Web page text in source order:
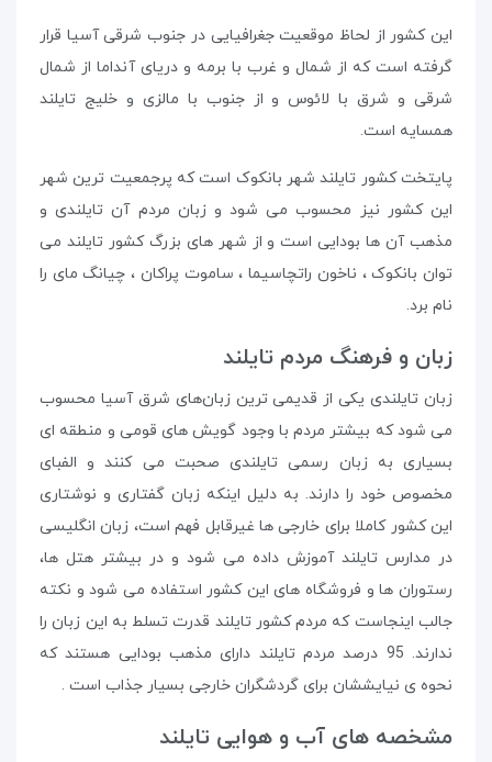
این کشور از لحاظ موقعیت جغرافیایی در جنوب شرقی آسیا قرار
گرفته است که از شمال و غرب با برمه و دریای آنداما از شمال
شرقی و شرق با لائوس و از جنوب با مالزی و خلیج تایلند
همسایه است.
پایتخت کشور تایلند شهر بانکوک است که پرجمعیت ترین شهر
این کشور نیز محسوب می شود و زبان مردم آن تایلندی و
مذهب آن ها بودایی است و از شهر های بزرگ کشور تایلند می
توان بانکوک ، ناخون راتچاسیما ، ساموت پراکان ، چیانگ مای را
نام برد.
زبان و فرهنگ مردم تایلند
زبان تایلندی یکی از قدیمی ‌ترین زبان‌های شرق آسیا محسوب
می شود که بیشتر مردم با وجود گویش های قومی و منطقه ای
بسیاری به زبان رسمی تایلندی صحبت می کنند و الفبای
مخصوص خود را دارند. به دلیل اینکه زبان گفتاری و نوشتاری
این کشور کاملا برای خارجی ها غیرقابل فهم است، زبان انگلیسی
در مدارس تایلند آموزش داده می شود و در بیشتر هتل ‌ها،
رستوران ‌ها و فروشگاه‌ های این کشور استفاده می شود و نکته
جالب اینجاست که مردم کشور تایلند قدرت تسلط به این زبان را
ندارند. 95 درصد مردم تایلند دارای مذهب بودایی هستند که
نحوه ی نیایششان برای گردشگران خارجی بسیار جذاب است .
مشخصه های آب و هوایی تایلند